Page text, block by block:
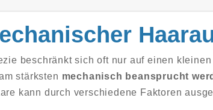
beschränkt sich oft nur auf einen
stärksten mechanisch beansprucht
kann durch verschiedene Faktoren